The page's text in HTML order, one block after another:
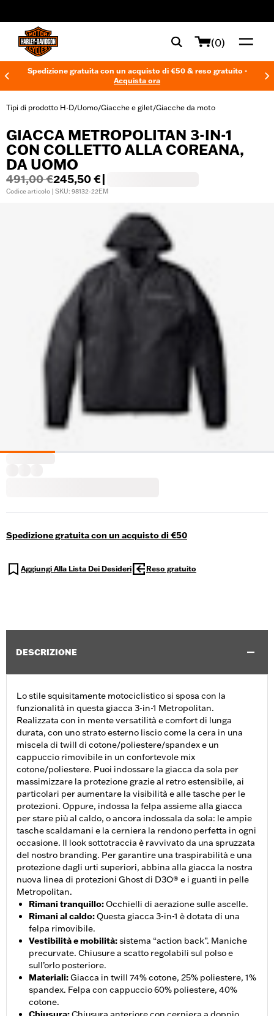
(0)
Spedizione gratuita con un acquisto di €50 & reso gratuito -
Acquista ora
Tipi di prodotto H-D/Uomo/Giacche e gilet/Giacche da moto
GIACCA METROPOLITAN 3-IN-1
CON COLLETTO ALLA COREANA,
DA UOMO
491,00 €245,50 €
Codice articolo | SKU: 98132-22EM
Spedizione gratuita con un acquisto di €50
Aggiungi Alla Lista Dei Desideri Reso gratuito
DESCRIZIONE
Lo stile squisitamente motociclistico si sposa con la
funzionalità in questa giacca 3-in-1 Metropolitan.
Realizzata con in mente versatilità e comfort di lunga
durata, con uno strato esterno liscio come la cera in una
miscela di twill di cotone/poliestere/spandex e un
cappuccio rimovibile in un confortevole mix
cotone/poliestere. Puoi indossare la giacca da sola per
massimizzare la protezione grazie al retro estensibile, ai
particolari per aumentare la visibilità e alle tasche per le
protezioni. Oppure, indossa la felpa assieme alla giacca
per stare più al caldo, o ancora indossala da sola: le ampie
tasche scaldamani e la cerniera la rendono perfetta in ogni
occasione. Il look sottotraccia è ravvivato da una spruzzata
del nostro branding. Per garantire una traspirabilità e una
protezione dagli urti superiori, abbina alla giacca la nostra
nuova linea di protezioni Ghost di D3O® e i guanti in pelle
Metropolitan.
Rimani tranquillo:Occhielli di aerazione sulle ascelle.
Rimani al caldo:Questa giacca 3-in-1 è dotata di una
felpa rimovibile.
Vestibilità e mobilità:sistema “action back”. Maniche
precurvate. Chiusure a scatto regolabili sul polso e
sull’orlo posteriore.
Materiali:Giacca in twill 74% cotone, 25% poliestere, 1%
spandex. Felpa con cappuccio 60% poliestere, 40%
cotone.